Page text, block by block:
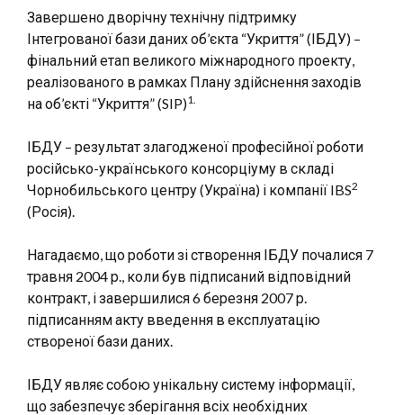
Завершено дворічну технічну підтримку
Інтегрованої бази даних об’єкта “Укриття” (ІБДУ) –
фінальний етап великого міжнародного проекту,
реалізованого в рамках Плану здійснення заходів
на об’єкті “Укриття” (SIP)1.
ІБДУ – результат злагодженої професійної роботи
російсько-українського консорціуму в складі
Чорнобильського центру (Україна) і компанії IBS2
(Росія).
Нагадаємо, що роботи зі створення ІБДУ почалися 7
травня 2004 р., коли був підписаний відповідний
контракт, і завершилися 6 березня 2007 р.
підписанням акту введення в експлуатацію
створеної бази даних.
ІБДУ являє собою унікальну систему інформації,
що забезпечує зберігання всіх необхідних